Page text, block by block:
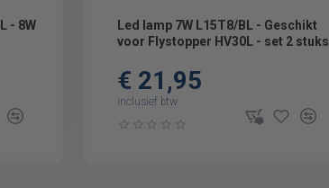
- 8W
Led lamp 7W L15T8/BL - Geschikt
voor Flystopper HV30L - set 2 stuks
€ 21,95
inclusief btw